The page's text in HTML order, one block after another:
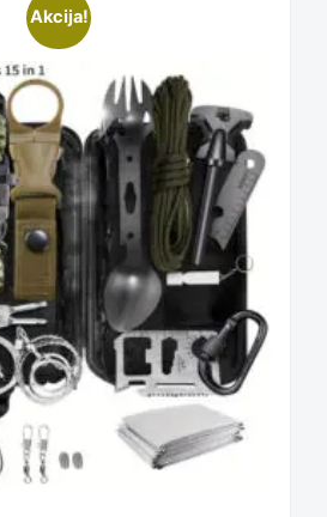
Akcija!